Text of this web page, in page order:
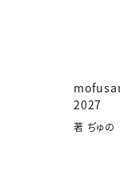
2027
著 ぢゅの